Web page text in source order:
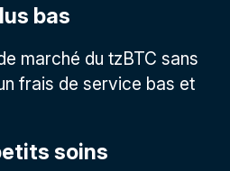
bas
marché du tzBTC sans
frais de service bas et
soins